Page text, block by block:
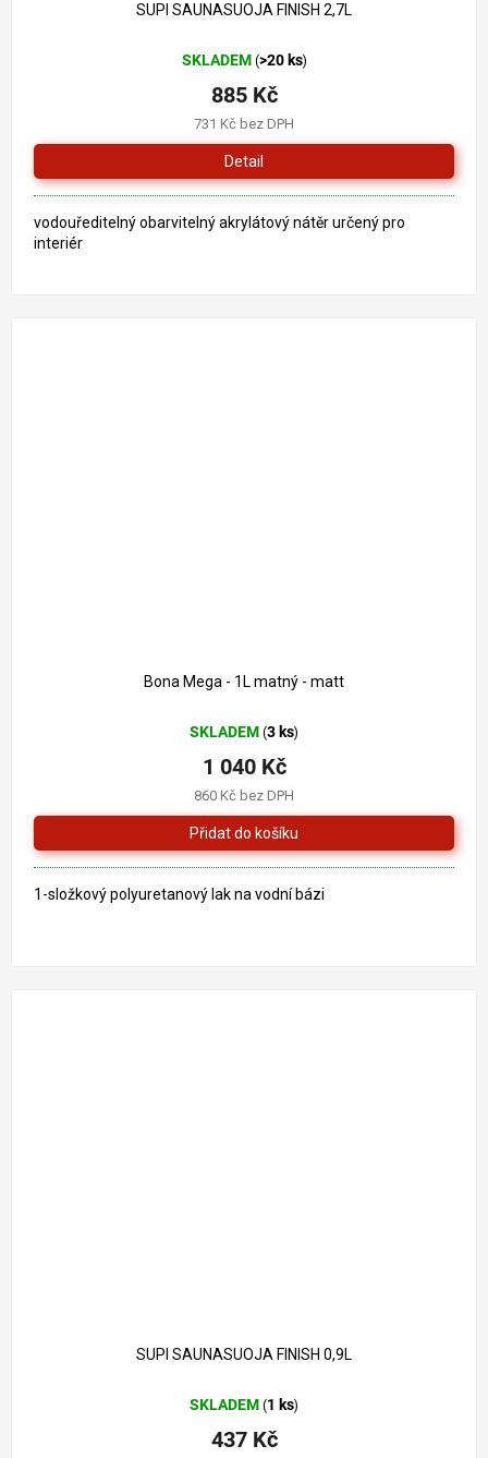
SUPI SAUNASUOJA FINISH 2,7L
SKLADEM (>20 ks)
731 Kč bez DPH
885 Kč
Detail
vodouředitelný obarvitelný akrylátový nátěr určený pro
interiér
Bona Mega - 1L matný - matt
SKLADEM (3 ks)
860 Kč bez DPH
1 040 Kč
1-složkový polyuretanový lak na vodní bázi
SUPI SAUNASUOJA FINISH 0,9L
SKLADEM (1 ks)
437 Kč